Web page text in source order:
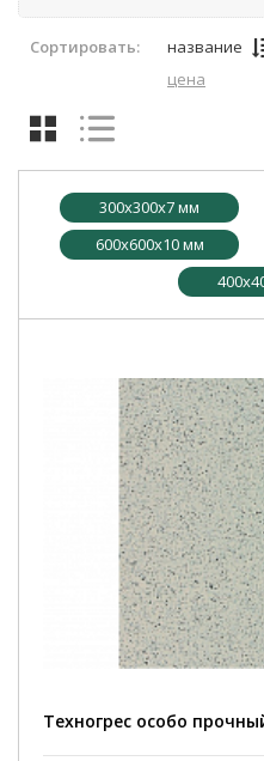
Сортировать:
название
цена
300x300x7 мм
600x600x10 мм
Техногрес особо